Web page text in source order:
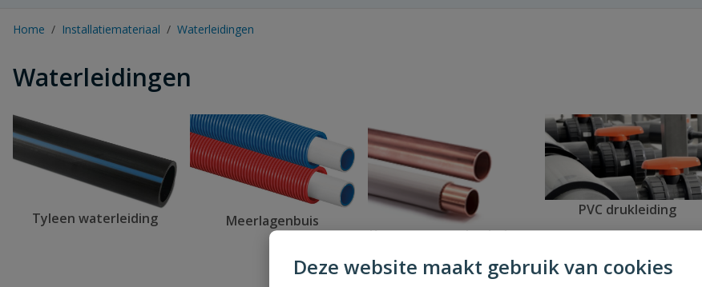
Deze website maakt gebruik van cookies
Home / Installatiemateriaal / Waterleidingen
Waterleidingen
Tyleen waterleiding
Meerlagenbuis
Koperen en stalen buizen
PVC drukleiding